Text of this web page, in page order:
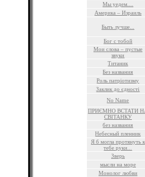
Мы уедем....
Америка – Израиль
Быть лучше...
Бог с тобой
Мои слова – пустые
звуки
Титаник
Без названия
Роль патріотизму
Заклик до єдності
No Name
ПРИЄМНО ВСТАТИ
СВІТАНКУ
без названия
Небесный пленник
Я б могла протянуть к
тебе руки...
Зверь
мысли на море
Монолог любви